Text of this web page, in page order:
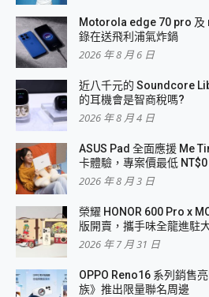
Motorola edge 70 pro
錄在送飛利浦氣炸鍋
2026 年 8 月 6 日
近八千元的 Soundcore
的耳機會是智商稅嗎?
2026 年 8 月 4 日
ASUS Pad 全面應援 Me
卡體驗，專案價最低 NT$0
2026 年 8 月 3 日
榮耀 HONOR 600 Pro x
版開賣，攜手味全龍進駐
2026 年 7 月 31 日
OPPO Reno16 系列銷售
族》推出限量聯名周邊